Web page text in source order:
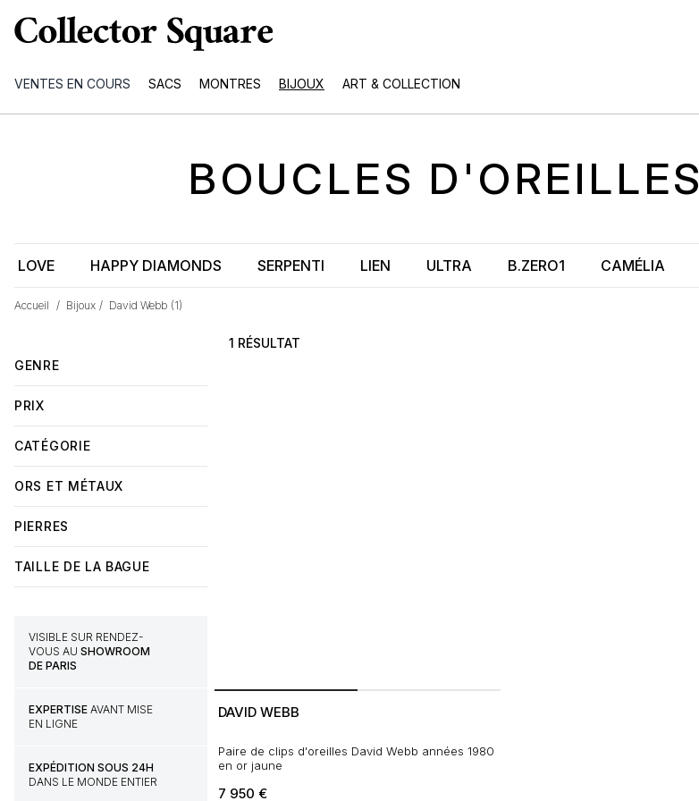
VENTES EN COURS SACS MONTRES BIJOUX ART & COLLECTION
Accueil / Bijoux / David Webb (1)
BOUCLES D'OREILLES
LOVE HAPPY DIAMONDS SERPENTI LIEN ULTRA B.ZERO1 CAMÉLIA
1 RÉSULTAT
GENRE
PRIX
CATÉGORIE
ORS ET MÉTAUX
PIERRES
TAILLE DE LA BAGUE
VISIBLE SUR RENDEZ-
VOUS AU SHOWROOM
DE PARIS
EXPERTISE AVANT MISE
EN LIGNE
EXPÉDITION SOUS 24H
DANS LE MONDE ENTIER
DAVID WEBB
Paire de clips d'oreilles David Webb années 1980
en or jaune
7 950 €